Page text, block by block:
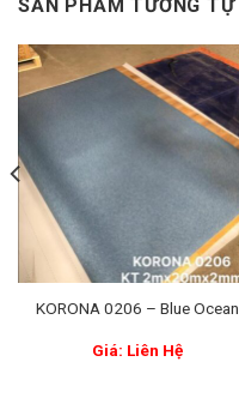
SẢN PHẨM TƯƠNG TỰ
KORONA 0206 – Blue Ocean
Giá: Liên Hệ